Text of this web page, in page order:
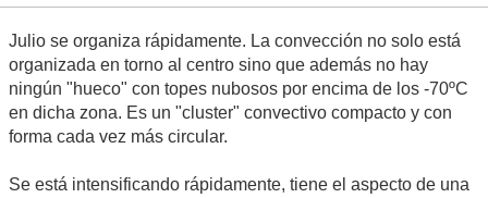
Julio se organiza rápidamente. La convección no solo está
organizada en torno al centro sino que además no hay
ningún "hueco" con topes nubosos por encima de los -70ºC
en dicha zona. Es un "cluster" convectivo compacto y con
forma cada vez más circular.
Se está intensificando rápidamente, tiene el aspecto de una